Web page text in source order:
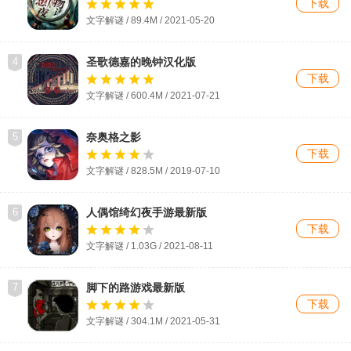
文字解谜 / 89.4M / 2021-05-20
下载
4 圣歌德嘉的晚钟汉化版
文字解谜 / 600.4M / 2021-07-21
下载
5 奈奥格之影
文字解谜 / 828.5M / 2019-07-10
下载
6 人偶馆绮幻夜手游最新版
文字解谜 / 1.03G / 2021-08-11
下载
7 脚下的路游戏最新版
文字解谜 / 304.1M / 2021-05-31
下载